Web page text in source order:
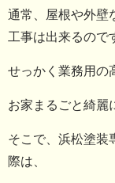
通常、屋根や外壁
工事は出来るので
せっかく業務用の
お家まるごと綺麗
そこで、浜松塗装
際は、